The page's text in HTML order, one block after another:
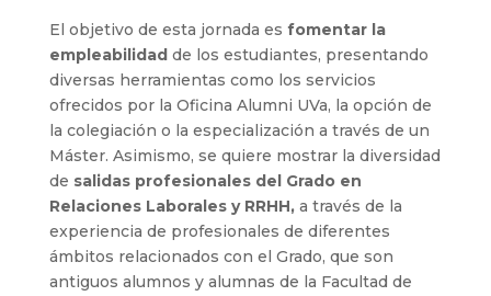
El objetivo de esta jornada es fomentar la
empleabilidadde los estudiantes, presentando
diversas herramientas como los servicios
ofrecidos por la Oficina Alumni UVa, la opción de
la colegiación o la especialización a través de un
Máster. Asimismo, se quiere mostrar la diversidad
de salidas profesionales del Grado en
Relaciones Laborales y RRHH,a través de la
experiencia de profesionales de diferentes
ámbitos relacionados con el Grado, que son
antiguos alumnos y alumnas de la Facultad de